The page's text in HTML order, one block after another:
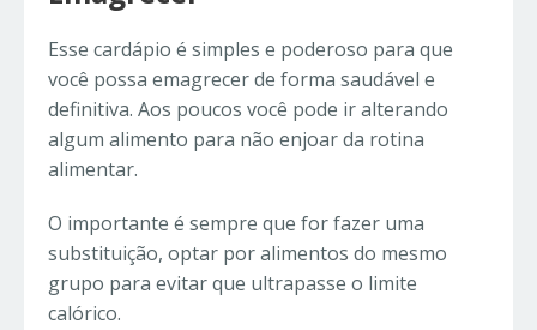
Esse cardápio é simples e poderoso para que
você possa emagrecer de forma saudável e
definitiva. Aos poucos você pode ir alterando
algum alimento para não enjoar da rotina
alimentar.
O importante é sempre que for fazer uma
substituição, optar por alimentos do mesmo
grupo para evitar que ultrapasse o limite
calórico.